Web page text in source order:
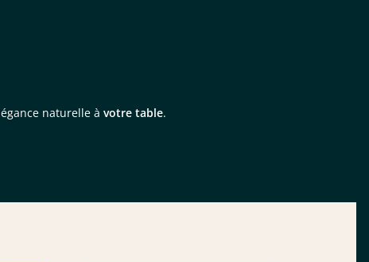
naturelle à votre table.